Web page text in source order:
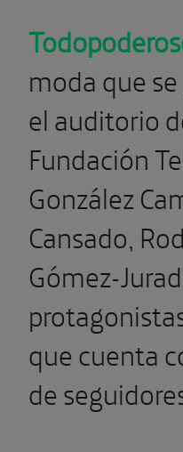
moda que
el auditorio
Fundación
González
Cansado,
Gómez-
que cuenta
de